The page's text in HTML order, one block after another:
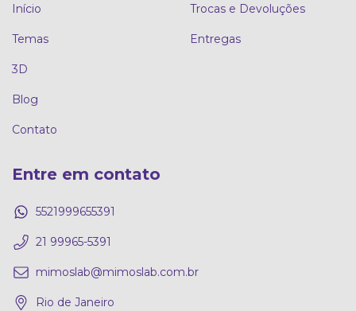
Início
Temas
3D
Blog
Contato
Trocas e Devoluções
Entregas
Entre em contato
5521999655391
21 99965-5391
mimoslab@mimoslab.com.br
Rio de Janeiro